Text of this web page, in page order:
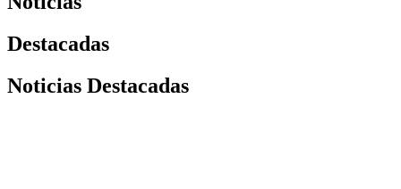
Destacadas
Noticias Destacadas